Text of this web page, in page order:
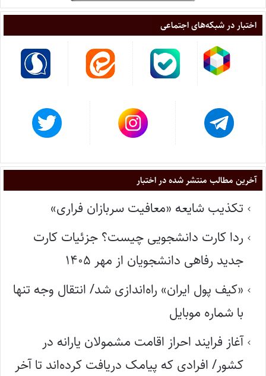
اختبار در شبکه‌های اجتماعی
آخرین مطالب منتشر شده در اختبار
تکذیب شایعه «معافیت سربازان فراری»
ردا کارت دانشجویی چیست؟ جزئیات کارت
جدید رفاهی دانشجویان از مهر ۱۴۰۵
«کیف پول ایران» راه‌اندازی شد/ انتقال وجه تنها
با شماره موبایل
آغاز فرایند احراز اقامت مشمولان یارانه در
کشور/ افرادی که پیامک دریافت کرده‌اند تا آخر